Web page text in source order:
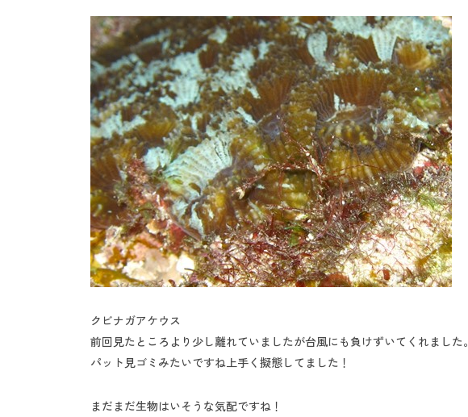
クビナガアケウス
前回見たところより少し離れていましたが台風にも負けずいてくれました。
パット見ゴミみたいですね上手く擬態してました！
まだまだ生物はいそうな気配ですね！